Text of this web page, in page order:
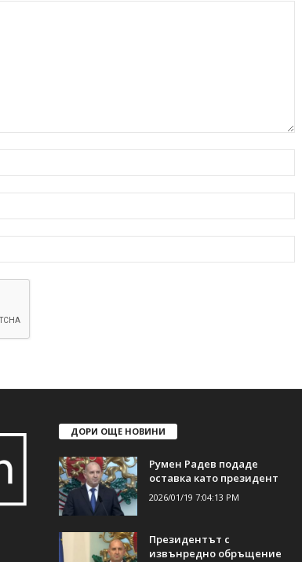
ДОРИ ОЩЕ НОВИНИ
Румен Радев подаде
оставка като президент
2026/01/19 7:04:13 PM
Президентът с
извънредно обръщение